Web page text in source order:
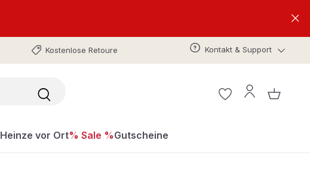
Kostenlose Retoure Kontakt & Support
Heinze vor Ort% Sale %Gutscheine